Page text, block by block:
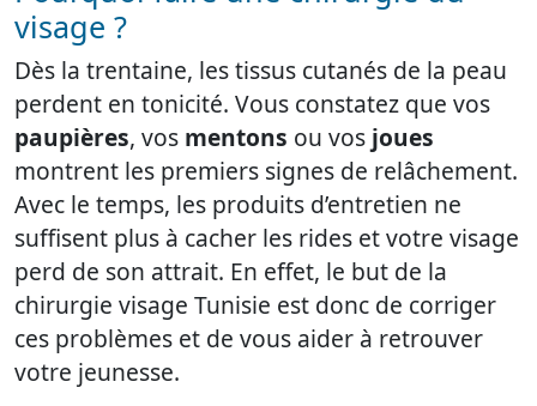
visage ?
Dès la trentaine, les tissus cutanés de la peau
perdent en tonicité. Vous constatez que vos
paupières, vos mentons ou vos joues
montrent les premiers signes de relâchement.
Avec le temps, les produits d’entretien ne
suffisent plus à cacher les rides et votre visage
perd de son attrait. En effet, le but de la
chirurgie visage Tunisie est donc de corriger
ces problèmes et de vous aider à retrouver
votre jeunesse.